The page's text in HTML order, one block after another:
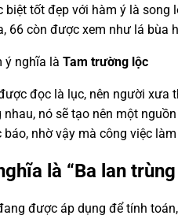
biệt tốt đẹp với hàm ý là
66 còn được xem như lá
ý nghĩa là Tam trường lộc
đọc là lục, nên người
nó sẽ tạo nên một
nhờ vậy mà công việc
là “Ba lan
được áp dụng để tính